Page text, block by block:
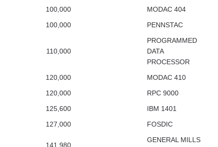
100,000
MODAC 404
100,000
PENNSTAC
110,000
PROGRAMMED
DATA
PROCESSOR
120,000
MODAC 410
120,000
RPC 9000
125,600
IBM 1401
127,000
FOSDIC
141,980
GENERAL MILLS